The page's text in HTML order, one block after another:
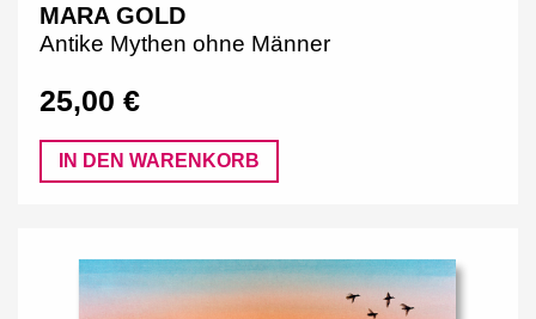
MARA GOLD
Antike Mythen ohne Männer
25,00 €
IN DEN WARENKORB